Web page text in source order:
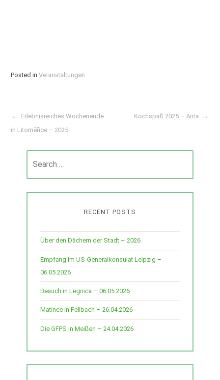
Posted inVeranstaltungen
Post
navigation
Erlebnisreiches Wochenende
in Litoměřice – 2025
Kochspaß 2025 – Arita
for:
RECENT POSTS
Über den Dächern der Stadt – 2026
Empfang im US-Generalkonsulat Leipzig –
06.05.2026
Besuch in Legnica – 06.05.2026
Matinee in Fellbach – 26.04.2026
Die GFPS in Meißen – 24.04.2026